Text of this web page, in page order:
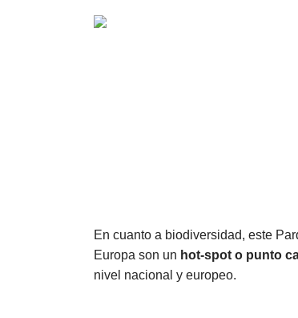
En cuanto a biodiversidad, este
Europa son un hot-spot o punto
nivel nacional y europeo.